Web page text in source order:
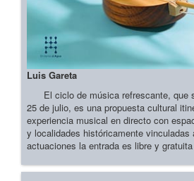
Luis Gareta
El ciclo de música refrescante, que
25 de julio, es una propuesta cultural
experiencia musical en directo con
y localidades históricamente vinculadas
actuaciones la entrada es libre y